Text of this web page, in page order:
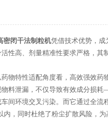
密闭干法制粒机凭借技术优势，成
活性高、剂量精准性要求严格，其
特性适配角度看，高效强效药物
物料泄漏，不仅导致有效成分损
车间环境交叉污染。而它通过全流
内，同时杜绝了粉尘扩散风险，为